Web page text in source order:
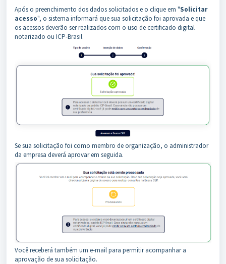
Após o preenchimento dos dados solicitados e o clique em "Solicitar
acesso", o sistema informará que sua solicitação foi aprovada e que
os acessos deverão ser realizados com o uso de certificado digital
notarizado ou ICP-Brasil.
Se sua solicitação foi como membro de organização, o administrador
da empresa deverá aprovar em seguida.
Você receberá também um e-mail para permitir acompanhar a
aprovação de sua solicitação.